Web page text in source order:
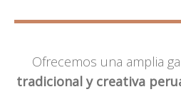
Ofrecemos una amplia
tradicional y creativa